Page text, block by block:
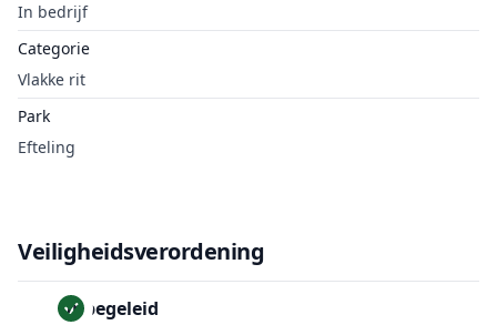
In bedrijf
Categorie
Vlakke rit
Park
Efteling
Veiligheidsverordening
Onbegeleid